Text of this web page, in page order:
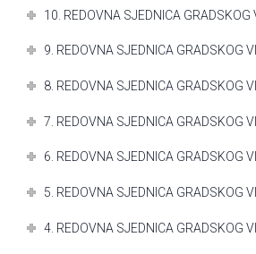
10. REDOVNA SJEDNICA
9. REDOVNA SJEDNICA GRADSKOG
8. REDOVNA SJEDNICA GRADSKOG
7. REDOVNA SJEDNICA GRADSKOG
6. REDOVNA SJEDNICA GRADSKOG
5. REDOVNA SJEDNICA GRADSKOG
4. REDOVNA SJEDNICA GRADSKOG